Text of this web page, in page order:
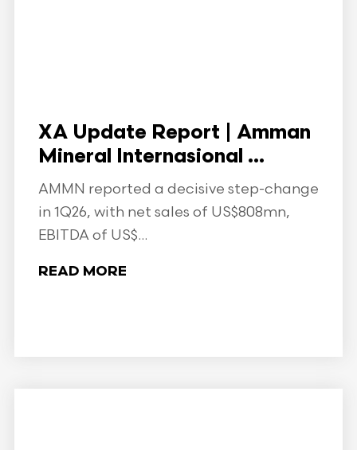
XA Update Report | Amman
Mineral Internasional ...
AMMN reported a decisive step-change
in 1Q26, with net sales of US$808mn,
EBITDA of US$...
READ MORE